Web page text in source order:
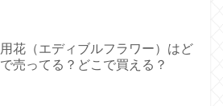
花（エディブルフラワー）はど
売ってる？どこで買える？